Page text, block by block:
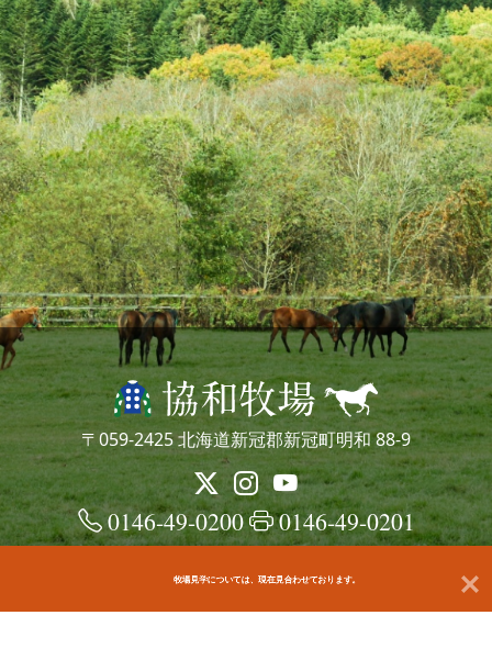
〒059-2425 北海道新冠郡新冠町明和 88-9
0146-49-0200 0146-49-0201
牧場見学については、現在見合わせております。